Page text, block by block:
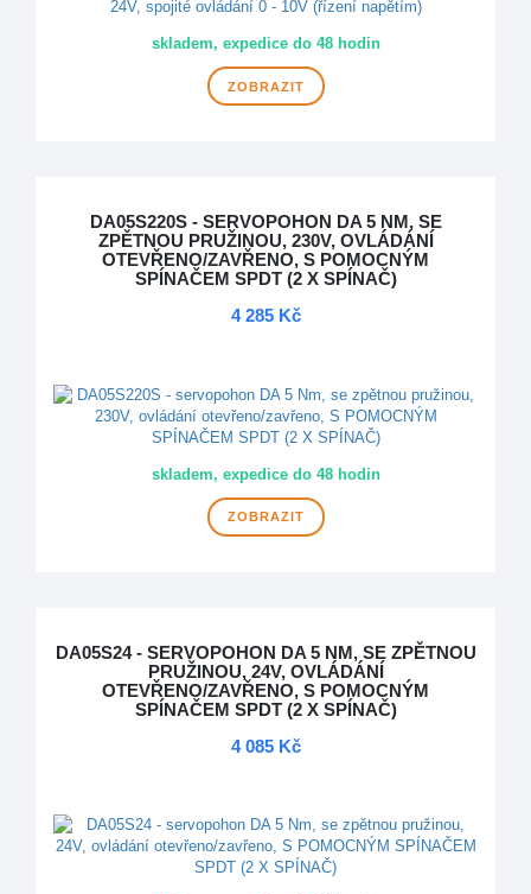
skladem, expedice do 48 hodin
ZOBRAZIT
DA05S220S - SERVOPOHON DA 5 NM, SE
ZPĚTNOU PRUŽINOU, 230V, OVLÁDÁNÍ
OTEVŘENO/ZAVŘENO, S POMOCNÝM
SPÍNAČEM SPDT (2 X SPÍNAČ)
4 285 Kč
skladem, expedice do 48 hodin
ZOBRAZIT
DA05S24 - SERVOPOHON DA 5 NM, SE ZPĚTNOU
PRUŽINOU, 24V, OVLÁDÁNÍ
OTEVŘENO/ZAVŘENO, S POMOCNÝM
SPÍNAČEM SPDT (2 X SPÍNAČ)
4 085 Kč